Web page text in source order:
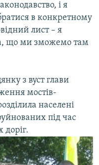
і я
в конкретному
лист – я
що ми зможемо там
з вуст глави
мостів-
населені
під час
доріг.